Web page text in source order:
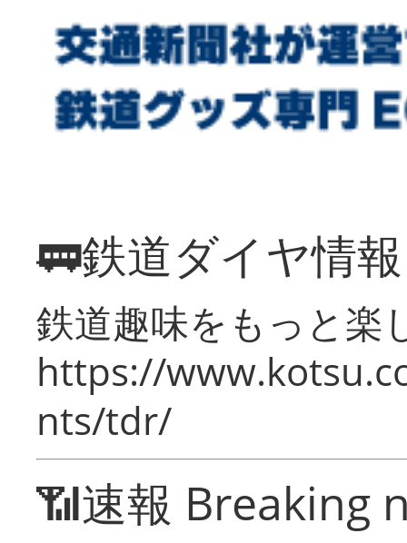
🚃鉄道ダイヤ情
鉄道趣味をもっと楽
https://
nts/tdr/
📶速報 Breaking